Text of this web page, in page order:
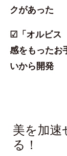
クがあった
☑「オルビス
感をもったお
いから開発
美を加速
る！